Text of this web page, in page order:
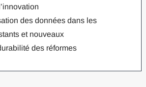
des données dans les
et nouveaux
des réformes